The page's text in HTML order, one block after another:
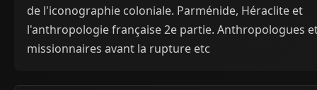
de l'iconographie coloniale. Parménide, Héraclite et
l'anthropologie française 2e partie. Anthropologues
missionnaires avant la rupture etc